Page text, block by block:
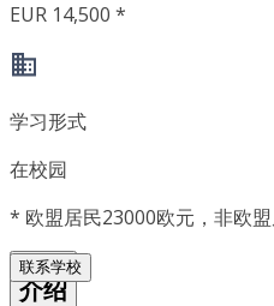
EUR 14,500 *
学习形式
在校园
* 欧盟居民23000欧元，非欧盟
联系学校
介绍